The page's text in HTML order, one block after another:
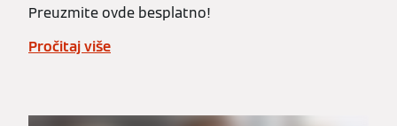
Preuzmite ovde besplatno!
Pročitaj više